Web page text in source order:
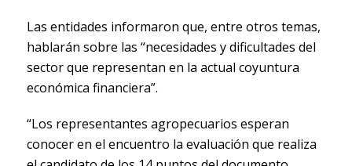
Las entidades informaron que, entre otros temas,
hablarán sobre las “necesidades y dificultades del
sector que representan en la actual coyuntura
económica financiera”.
“Los representantes agropecuarios esperan
conocer en el encuentro la evaluación que realiza